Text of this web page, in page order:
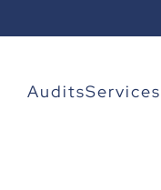
AuditsServices